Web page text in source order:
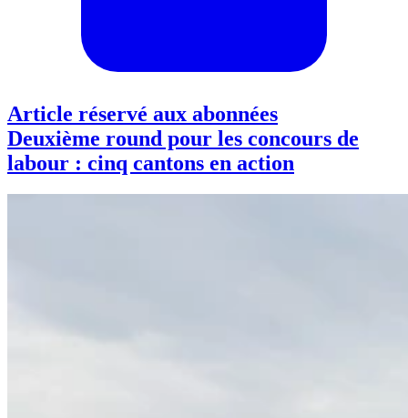
Article réservé aux abonnées
Deuxième round pour les concours de
labour : cinq cantons en action